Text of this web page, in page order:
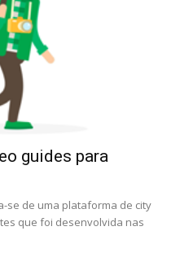
guides para
se de uma plataforma de city
que foi desenvolvida nas